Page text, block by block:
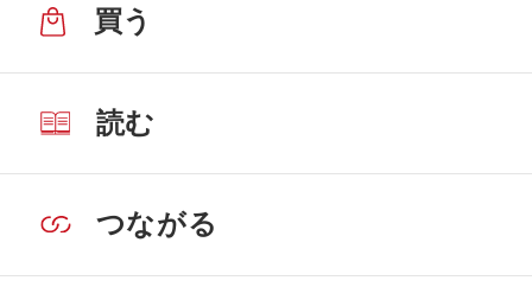
買う
読む
つながる